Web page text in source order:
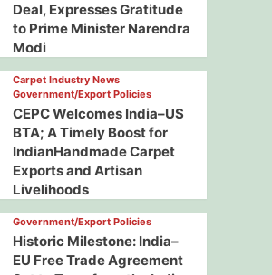
Deal, Expresses Gratitude
to Prime Minister Narendra
Modi
Carpet Industry News
Government/Export Policies
CEPC Welcomes India–US
BTA; A Timely Boost for
IndianHandmade Carpet
Exports and Artisan
Livelihoods
Government/Export Policies
Historic Milestone: India–
EU Free Trade Agreement